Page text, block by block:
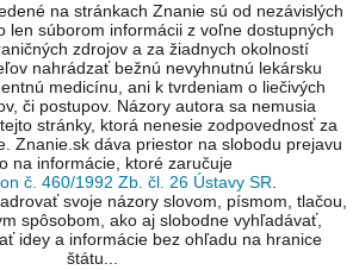
na stránkach Znanie sú od nezávislých
len súborom informácii z voľne dostupných
zdrojov a za žiadnych okolností
nahrádzať bežnú nevyhnutnú lekársku
medicínu, ani k tvrdeniam o liečivých
či postupov. Názory autora sa nemusia
stránky, ktorá nenesie zodpovednosť za
Znanie.sk dáva priestor na slobodu prejavu
na informácie, ktoré zaručuje
č. 460/1992 Zb. čl. 26 Ústavy SR
svoje názory slovom, písmom, tlačou,
spôsobom, ako aj slobodne vyhľadávať,
idey a informácie bez ohľadu na hranice
štátu...